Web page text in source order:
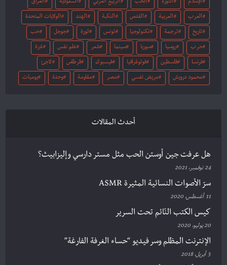
الإسلام الثورة الحب الربيع العربي السعودية العراق
العرب العربية القدس النكبة الهند الولايات المتحدة
تاريخ ترجمة تكنولوجيا تونس ثورة جوجل حب
حرب روسيا سوريا سينما شعر علم نفس غزة
فرنسا فلسطين فوتوغرافيا فيسبوك قرطاس لاجئ
محمود درويش مريض نفسي مصر مقاومة وحدة يوميات
أحدث المقالات
هل عرفت جين أوستن الحب مثل مستر دارسي وإليزابيث؟
24 نوفمبر، 2021
سرّ الأصوات النسائية المثيرة ASMR
11 أغسطس، 2020
كيس الكتب النّائم تحت السرير
20 يوليو، 2020
الإنترنت المظلم وسر فيديو “حساء الغرفة الفارغة”
5 أبريل، 2018